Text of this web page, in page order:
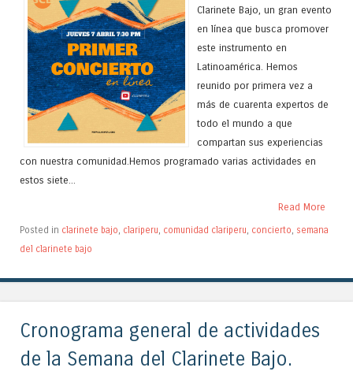
Clarinete Bajo, un gran evento
en línea que busca promover
este instrumento en
Latinoamérica. Hemos
reunido por primera vez a
más de cuarenta expertos de
todo el mundo a que
compartan sus experiencias
con nuestra comunidad.Hemos programado varias actividades en
estos siete...
Read More
Posted in clarinete bajo, clariperu, comunidad clariperu, concierto, semana
del clarinete bajo
Cronograma general de actividades
de la Semana del Clarinete Bajo.